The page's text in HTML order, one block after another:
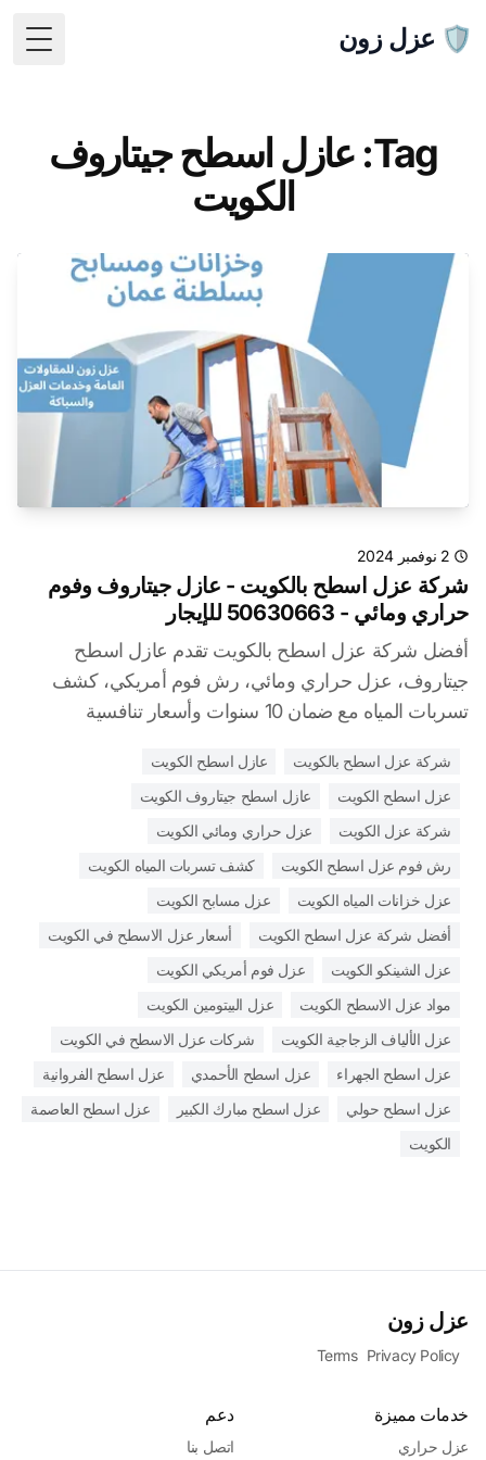
🛡️ عزل زون
Tag: عازل اسطح جيتاروف
الكويت
2 نوفمبر 2024
شركة عزل اسطح بالكويت - عازل جيتاروف وفوم
حراري ومائي - 50630663 للإيجار
أفضل شركة عزل اسطح بالكويت تقدم عازل اسطح
جيتاروف، عزل حراري ومائي، رش فوم أمريكي، كشف
تسربات المياه مع ضمان 10 سنوات وأسعار تنافسية
شركة عزل اسطح بالكويت
عازل اسطح الكويت
عزل اسطح الكويت
عازل اسطح جيتاروف الكويت
شركة عزل الكويت
عزل حراري ومائي الكويت
رش فوم عزل اسطح الكويت
كشف تسربات المياه الكويت
عزل خزانات المياه الكويت
عزل مسابح الكويت
أفضل شركة عزل اسطح الكويت
أسعار عزل الاسطح في الكويت
عزل الشينكو الكويت
عزل فوم أمريكي الكويت
مواد عزل الاسطح الكويت
عزل البيتومين الكويت
عزل الألياف الزجاجية الكويت
شركات عزل الاسطح في الكويت
عزل اسطح الجهراء
عزل اسطح الأحمدي
عزل اسطح الفروانية
عزل اسطح حولي
عزل اسطح مبارك الكبير
عزل اسطح العاصمة
الكويت
عزل زون
Terms Privacy Policy
خدمات مميزة
عزل حراري
دعم
اتصل بنا